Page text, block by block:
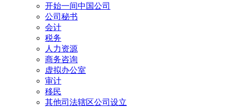
开始一间中国公司
公司秘书
会计
税务
人力资源
商务咨询
虚拟办公室
审计
移民
其他司法辖区公司设立